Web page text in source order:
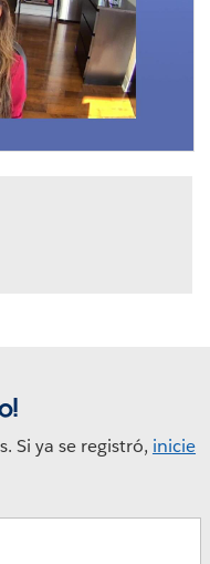
Si ya se registró, inicie